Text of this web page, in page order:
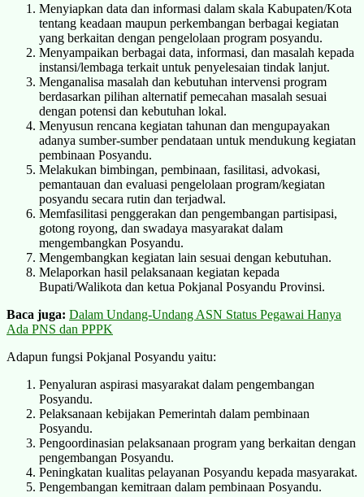
Menyiapkan data dan informasi dalam skala Kabupaten/Kota
tentang keadaan maupun perkembangan berbagai kegiatan
yang berkaitan dengan pengelolaan program posyandu.
Menyampaikan berbagai data, informasi, dan masalah kepada
instansi/lembaga terkait untuk penyelesaian tindak lanjut.
Menganalisa masalah dan kebutuhan intervensi program
berdasarkan pilihan alternatif pemecahan masalah sesuai
dengan potensi dan kebutuhan lokal.
Menyusun rencana kegiatan tahunan dan mengupayakan
adanya sumber-sumber pendataan untuk mendukung kegiatan
pembinaan Posyandu.
Melakukan bimbingan, pembinaan, fasilitasi, advokasi,
pemantauan dan evaluasi pengelolaan program/kegiatan
posyandu secara rutin dan terjadwal.
Memfasilitasi penggerakan dan pengembangan partisipasi,
gotong royong, dan swadaya masyarakat dalam
mengembangkan Posyandu.
Mengembangkan kegiatan lain sesuai dengan kebutuhan.
Melaporkan hasil pelaksanaan kegiatan kepada
Bupati/Walikota dan ketua Pokjanal Posyandu Provinsi.
Baca juga: Dalam Undang-Undang ASN Status Pegawai Hanya
Ada PNS dan PPPK
Adapun fungsi Pokjanal Posyandu yaitu:
Penyaluran aspirasi masyarakat dalam pengembangan
Posyandu.
Pelaksanaan kebijakan Pemerintah dalam pembinaan
Posyandu.
Pengoordinasian pelaksanaan program yang berkaitan dengan
pengembangan Posyandu.
Peningkatan kualitas pelayanan Posyandu kepada masyarakat.
Pengembangan kemitraan dalam pembinaan Posyandu.